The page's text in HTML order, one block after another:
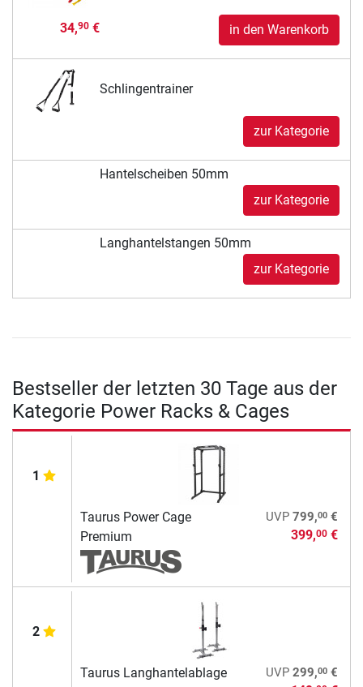
34,90€ in den Warenkorb
Schlingentrainer
zur Kategorie
Hantelscheiben 50mm
zur Kategorie
Langhantelstangen 50mm
zur Kategorie
Bestseller der letzten 30 Tage aus der
Kategorie Power Racks & Cages
1
Taurus Power Cage
Premium
UVP 799,00€
399,00€
2
Taurus Langhantelablage
UVP 299,00€